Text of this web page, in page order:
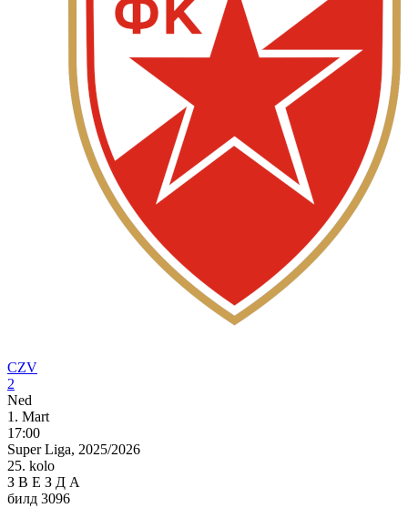
CZV
2
Ned
1. Mart
17:00
Super Liga, 2025/2026
25. kolo
З В Е З Д А
билд 3096